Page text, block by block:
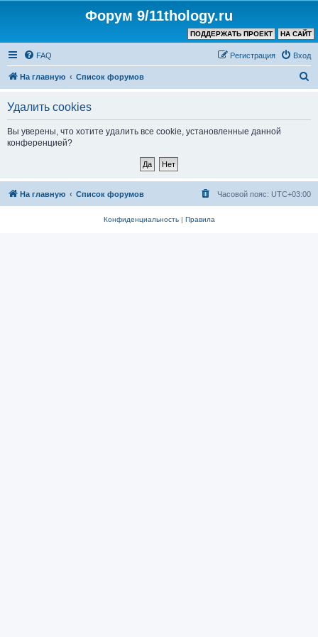
Форум 9/11thology.ru
НА САЙТ
ПОДДЕРЖАТЬ ПРОЕКТ
FAQ Вход
Регистрация
На главную Список форумов
Удалить cookies
Вы уверены, что хотите удалить все cookie, установленные данной
конференцией?
На главную Список форумов Часовой пояс: UTC+03:00
Конфиденциальность| Правила